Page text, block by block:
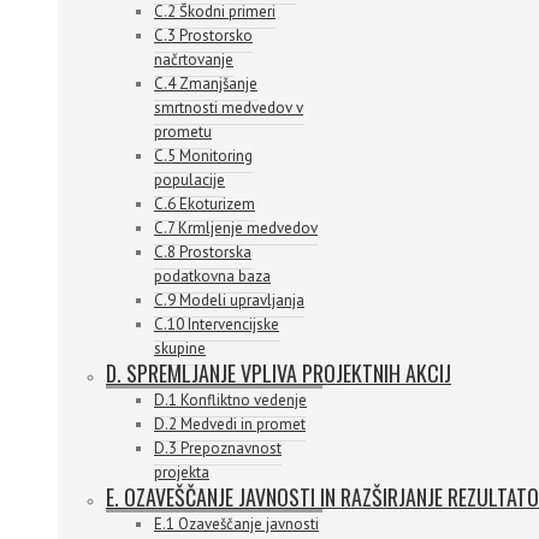
C.2 Škodni primeri
C.3 Prostorsko
načrtovanje
C.4 Zmanjšanje
smrtnosti medvedov v
prometu
C.5 Monitoring
populacije
C.6 Ekoturizem
C.7 Krmljenje medvedov
C.8 Prostorska
podatkovna baza
C.9 Modeli upravljanja
C.10 Intervencijske
skupine
D. SPREMLJANJE VPLIVA PROJEKTNIH AKCIJ
D.1 Konfliktno vedenje
D.2 Medvedi in promet
D.3 Prepoznavnost
projekta
E. OZAVEŠČANJE JAVNOSTI IN RAZŠIRJANJE
E.1 Ozaveščanje javnosti